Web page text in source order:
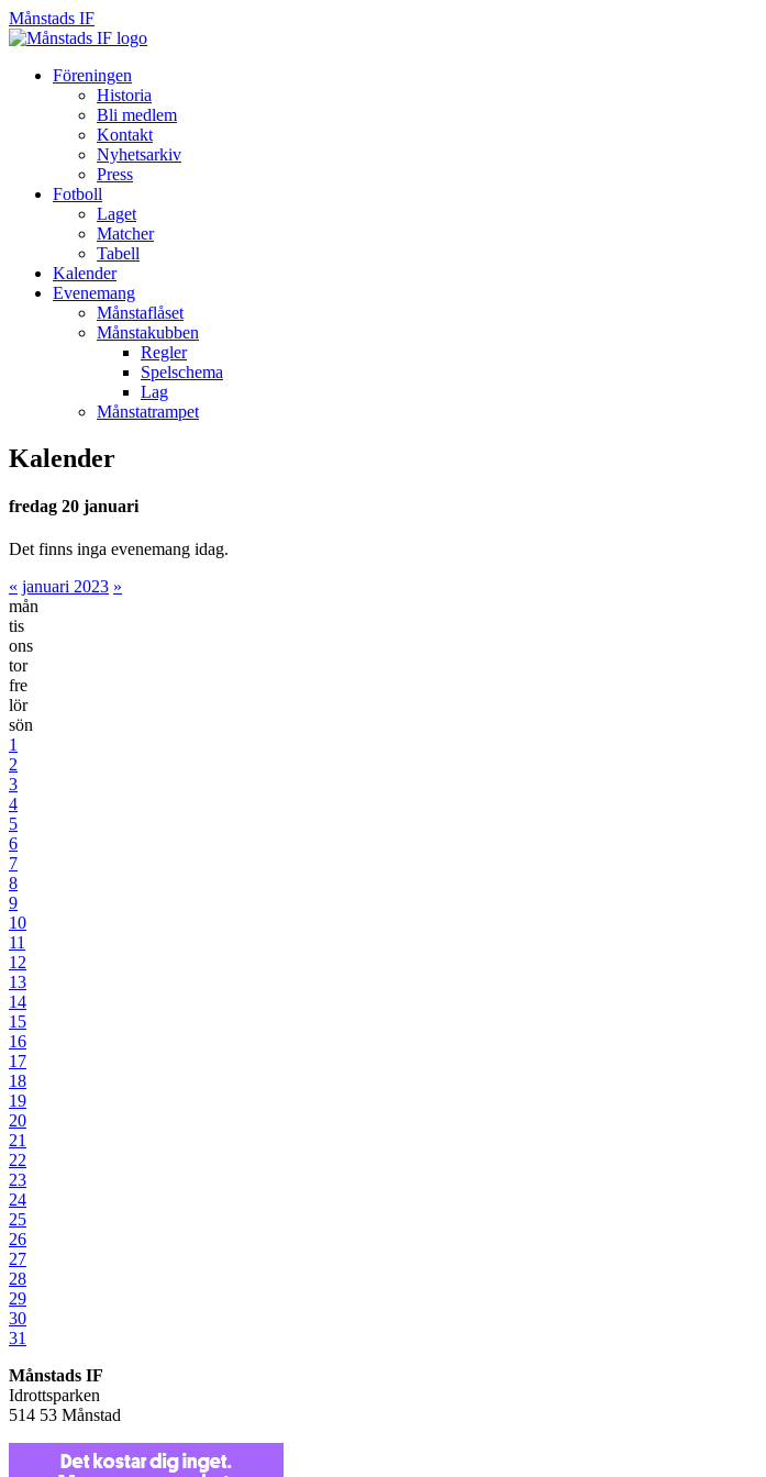
Månstads IF
Månstads
HoppaFöreningen
Historia
Bli medlem
Kontakt
Nyhetsarkiv
Press
Fotboll
Laget
Matcher
Tabell
Kalender
Evenemang
Månstaflåset
Månstakubben
Regler
Spelschema
Lag
Månstatrampet
Kalender
fredag 20 januari
Det finns inga evenemang idag.
« januari 2023 »
mån
tis
ons
tor
fre
lör
sön
1
2
3
4
5
6
7
8
9
10
11
12
13
14
15
16
17
18
19
20
21
22
23
24
25
26
27
28
29
30
31
Månstads IF
Idrottsparken
514 53 Månstad